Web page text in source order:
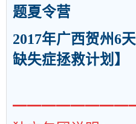
题夏令营
2017年广西贺州6
缺失症拯救计划】